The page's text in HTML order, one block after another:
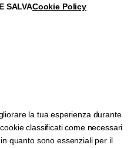
SALVACookie Policy
la tua esperienza durante
classificati come necessari
quanto sono essenziali per il